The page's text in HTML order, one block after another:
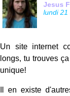
Jesus
lundi 21
Un site internet
longs, tu trouves
unique!
Il en existe